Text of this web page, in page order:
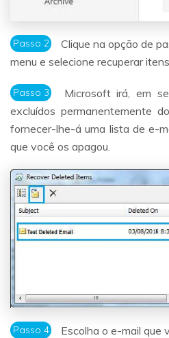
Passo 2
Clique na opção de
menu e selecione recuperar
Passo 3
Microsoft irá, em
excluídos permanentemente
fornecer-lhe-á uma lista de e-
que você os apagou.
Passo 4
Escolha o e-mail que